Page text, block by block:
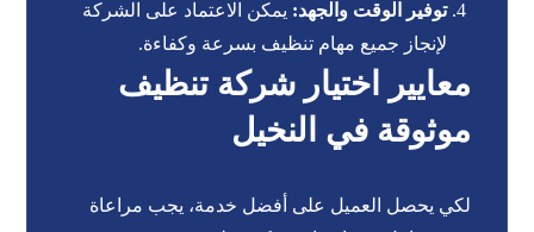
توفير الوقت والجهد: يمكن الاعتماد على الشركة
لإنجاز جميع مهام تنظيف بسرعة وكفاءة.
معايير اختيار شركة تنظيف
موثوقة في النخيل
لكي يحصل العميل على أفضل خدمة، يجب مراعاة